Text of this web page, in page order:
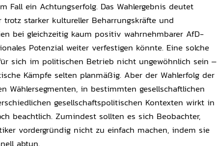
Fall ein Achtungserfolg. Das Wahlergebnis deutet
starker kultureller Beharrungskräfte und
bei gleichzeitig kaum positiv wahrnehmbarer AfD-
Potenzial weiter verfestigen könnte. Eine solche
sich im politischen Betrieb nicht ungewöhnlich sein –
Kämpfe selten planmäßig. Aber der Wahlerfolg der
Wählersegmenten, in bestimmten gesellschaftlichen
gesellschaftspolitischen Kontexten wirkt in
beachtlich. Zumindest sollten es sich Beobachter,
vordergründig nicht zu einfach machen, indem sie